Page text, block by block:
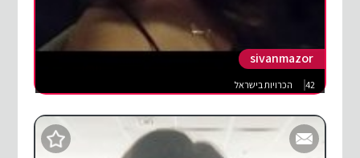
sivanmazor
42 הכרויות בישראל